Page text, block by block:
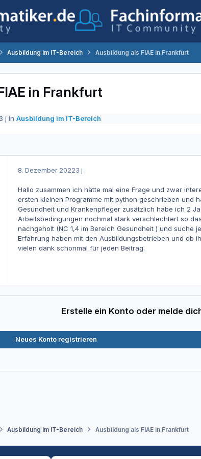
Ausbildung im IT-Bereich Ausbildung als FIAE in Frankfurt
in Frankfurt
3 j in Ausbildung im IT-Bereich
8. Dezember 20223 j
Hallo zusammen ich hätte mal eine Frage und zwar
ersten kleinen Programme mit python geschrieben und
Gesundheit und Krankenpfleger zusätzlich habe ich 2
Arbeitsbedingungen nochmal stark verschlechtert so
nachgeholt (NC 1,4 im Bereich Gesundheit ) und
Erfahrung haben mit den Ausbildungsbetrieben und ob
vielen dank schonmal für jeden Beitrag.
Erstelle ein Konto oder melde
Neues Konto registrieren
Ausbildung im IT-Bereich Ausbildung als FIAE in Frankfurt